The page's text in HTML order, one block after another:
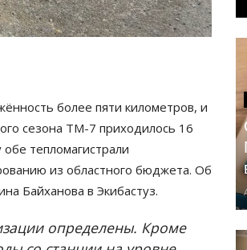
более пяти километров, и
сезона ТМ-7 приходилось 16
тепломагистрали
из областного бюджета. Об
Байханова в Экибастуз.
определены. Кроме